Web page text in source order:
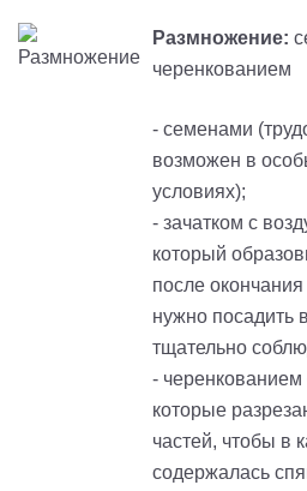
Размножение:
черенкованием
- семенами
возможен в
условиях);
- зачатком с
который
после
нужно посадить
тщательно
- черенкованием
которые
частей, чтобы в
содержалась